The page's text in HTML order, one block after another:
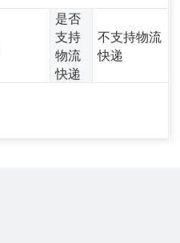
是否
支持
物流
快递
不支持物流
快递